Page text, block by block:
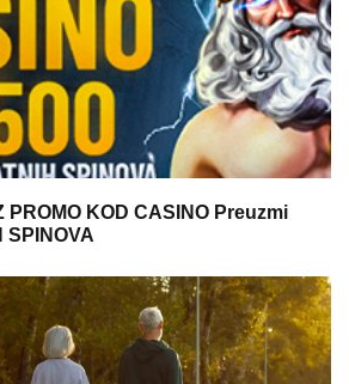
PROMO KOD CASINO Preuzmi
SPINOVA